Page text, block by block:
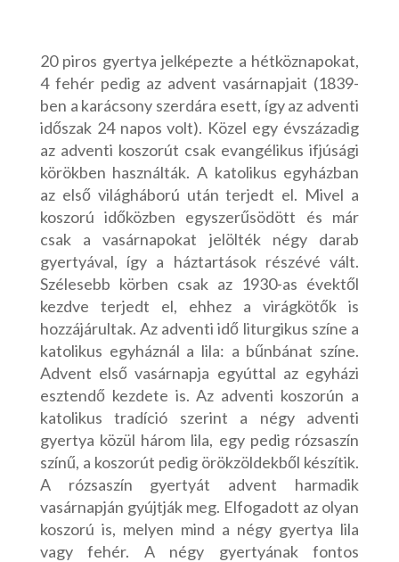
20 piros gyertya jelképezte a hétköznapokat,
4 fehér pedig az advent vasárnapjait (1839-
ben a karácsony szerdára esett, így az adventi
időszak 24 napos volt). Közel egy évszázadig
az adventi koszorút csak evangélikus ifjúsági
körökben használták. A katolikus egyházban
az első világháború után terjedt el. Mivel a
koszorú időközben egyszerűsödött és már
csak a vasárnapokat jelölték négy darab
gyertyával, így a háztartások részévé vált.
Szélesebb körben csak az 1930-as évektől
kezdve terjedt el, ehhez a virágkötők is
hozzájárultak. Az adventi idő liturgikus színe a
katolikus egyháznál a lila: a bűnbánat színe.
Advent első vasárnapja egyúttal az egyházi
esztendő kezdete is. Az adventi koszorún a
katolikus tradíció szerint a négy adventi
gyertya közül három lila, egy pedig rózsaszín
színű, a koszorút pedig örökzöldekből készítik.
A rózsaszín gyertyát advent harmadik
vasárnapján gyújtják meg. Elfogadott az olyan
koszorú is, melyen mind a négy gyertya lila
vagy fehér. A négy gyertyának fontos